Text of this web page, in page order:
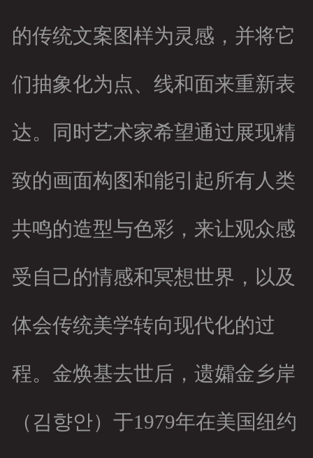
的传统文案图样为灵感，并将它
们抽象化为点、线和面来重新表
达。同时艺术家希望通过展现精
致的画面构图和能引起所有人类
共鸣的造型与色彩，来让观众感
受自己的情感和冥想世界，以及
体会传统美学转向现代化的过
程。金焕基去世后，遗孀金乡岸
（김향안）于1979年在美国纽约